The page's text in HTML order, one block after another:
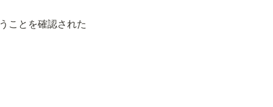
ことを確認された